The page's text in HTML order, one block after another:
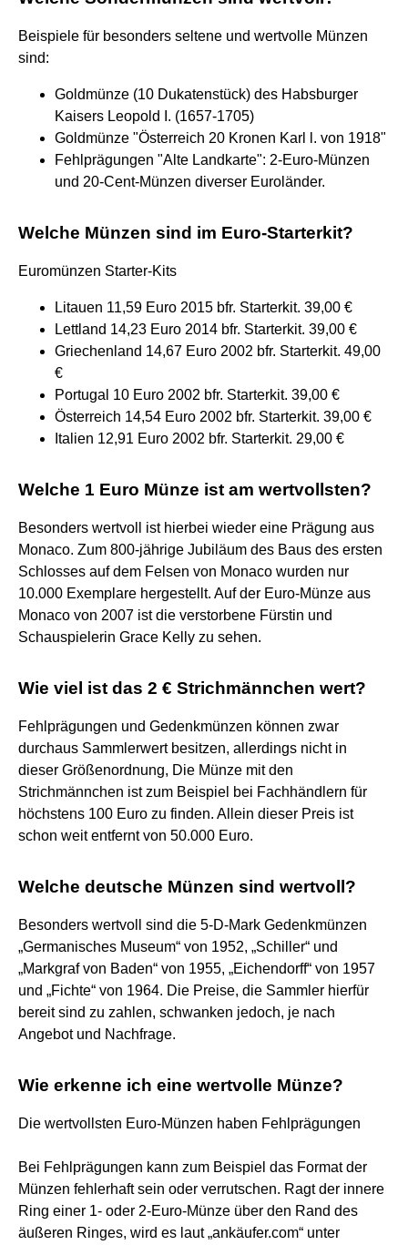
Beispiele für besonders seltene und wertvolle Münzen
sind:
Goldmünze (10 Dukatenstück) des Habsburger
Kaisers Leopold I. (1657-1705)
Goldmünze "Österreich 20 Kronen Karl l. von 1918"
Fehlprägungen "Alte Landkarte": 2-Euro-Münzen
und 20-Cent-Münzen diverser Euroländer.
Welche Münzen sind im Euro-Starterkit?
Euromünzen Starter-Kits
Litauen 11,59 Euro 2015 bfr. Starterkit. 39,00 €
Lettland 14,23 Euro 2014 bfr. Starterkit. 39,00 €
Griechenland 14,67 Euro 2002 bfr. Starterkit. 49,00
€
Portugal 10 Euro 2002 bfr. Starterkit. 39,00 €
Österreich 14,54 Euro 2002 bfr. Starterkit. 39,00 €
Italien 12,91 Euro 2002 bfr. Starterkit. 29,00 €
Welche 1 Euro Münze ist am wertvollsten?
Besonders wertvoll ist hierbei wieder eine Prägung aus
Monaco. Zum 800-jährige Jubiläum des Baus des ersten
Schlosses auf dem Felsen von Monaco wurden nur
10.000 Exemplare hergestellt. Auf der Euro-Münze aus
Monaco von 2007 ist die verstorbene Fürstin und
Schauspielerin Grace Kelly zu sehen.
Wie viel ist das 2 € Strichmännchen wert?
Fehlprägungen und Gedenkmünzen können zwar
durchaus Sammlerwert besitzen, allerdings nicht in
dieser Größenordnung, Die Münze mit den
Strichmännchen ist zum Beispiel bei Fachhändlern für
höchstens 100 Euro zu finden. Allein dieser Preis ist
schon weit entfernt von 50.000 Euro.
Welche deutsche Münzen sind wertvoll?
Besonders wertvoll sind die 5-D-Mark Gedenkmünzen
„Germanisches Museum“ von 1952, „Schiller“ und
„Markgraf von Baden“ von 1955, „Eichendorff“ von 1957
und „Fichte“ von 1964. Die Preise, die Sammler hierfür
bereit sind zu zahlen, schwanken jedoch, je nach
Angebot und Nachfrage.
Wie erkenne ich eine wertvolle Münze?
Die wertvollsten Euro-Münzen haben Fehlprägungen
Bei Fehlprägungen kann zum Beispiel das Format der
Münzen fehlerhaft sein oder verrutschen. Ragt der innere
Ring einer 1- oder 2-Euro-Münze über den Rand des
äußeren Ringes, wird es laut „ankäufer.com“ unter